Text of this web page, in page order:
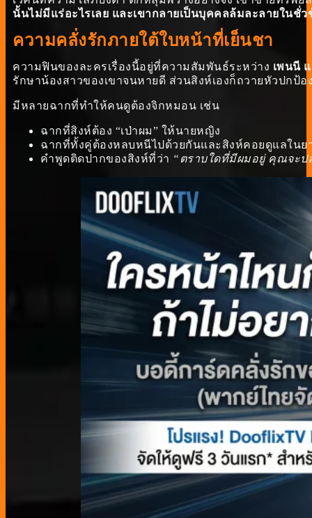
นั้นไม่มีแร่อะไรเลย และเขากลายเป็นบุคคลล้มละลายในชั่
ความคลั่งรักภายใต้ใบหน้าที่เย็นชา
ความฟินของละครเรื่องนี้อยู่ที่ความสัมพันธ์ระหว่าง เพนนี
รักษาน้องสาวของเขาจนหายดี ส่วนสิงห์เองก็ถวายหัวปกป้
มีหลายฉากที่ทำให้คนดูต้องจิกหมอน เช่น
ฉากที่สิงห์ต้อง “เป่าผม” ให้นายหญิง
ฉากที่ทั้งคู่ต้องหลบหนีไปด้วยกันและสิงห์คอยดูแลในย
คำพูดติดปากของสิงห์ที่ว่า “ตราบใดที่มีผมอยู่ คุณจะป